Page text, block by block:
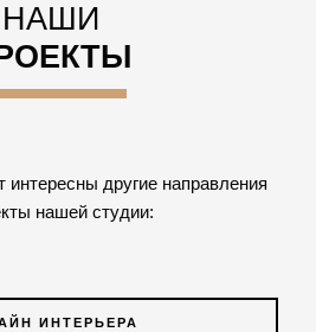
НАШИ
другие направления
нашей студии:
ИНТЕРЬЕРА